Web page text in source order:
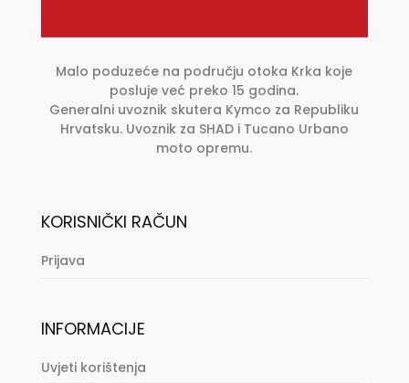
Malo poduzeće na području otoka Krka koje
posluje već preko 15 godina.
Generalni uvoznik skutera Kymco za Republiku
Hrvatsku. Uvoznik za SHAD i Tucano Urbano
moto opremu.
KORISNIČKI RAČUN
Prijava
INFORMACIJE
Uvjeti korištenja